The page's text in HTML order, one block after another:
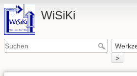
WiSiKi
>